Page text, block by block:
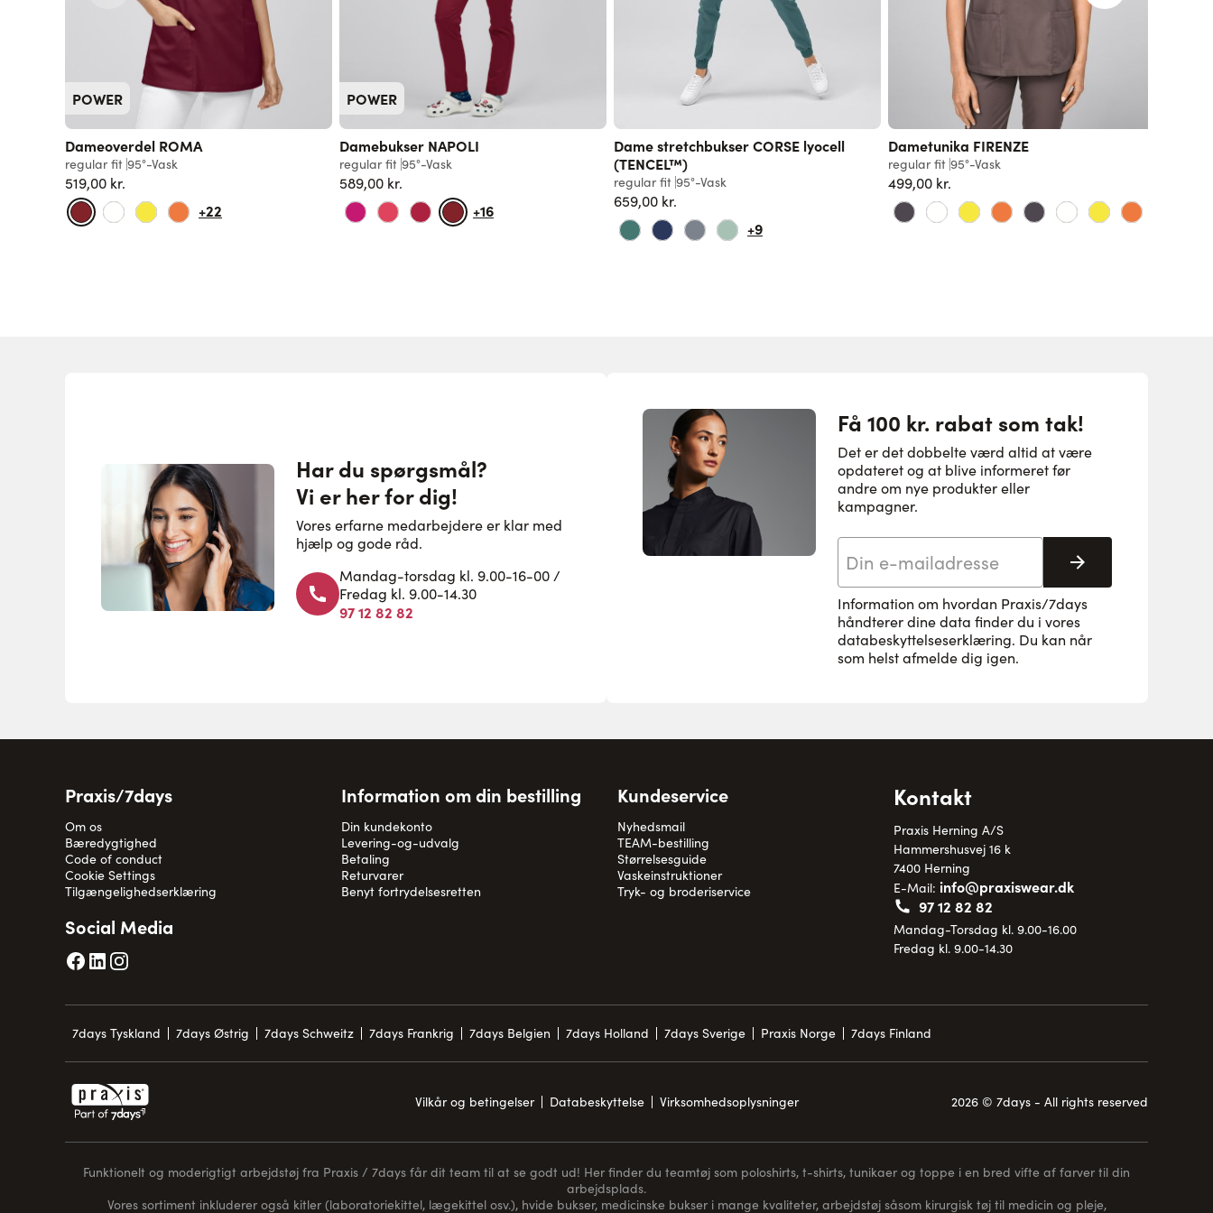
POWER
Dameoverdel ROMA
regular fit 95°-Vask
519,00 kr.
+22
POWER
Damebukser NAPOLI
regular fit 95°-Vask
589,00 kr.
+16
Dame stretchbukser CORSE lyocell
(TENCEL™)
regular fit 95°-Vask
659,00 kr.
+9
Dametunika FIRENZE
regular fit 95°-Vask
499,00 kr.
Har du spørgsmål?
Vi er her for dig!
Vores erfarne medarbejdere er klar med
hjælp og gode råd.
Mandag-torsdag kl. 9.00-16-00 /
Fredag kl. 9.00-14.30
97 12 82 82
Få 100 kr. rabat som tak!
Det er det dobbelte værd altid at være
opdateret og at blive informeret før
andre om nye produkter eller
kampagner.
Tilmeld her
Information om hvordan Praxis/7days
håndterer dine data finder du i vores
databeskyttelseserklæring. Du kan når
som helst afmelde dig igen.
Praxis/7days
Om os
Bæredygtighed
Code of conduct
Cookie Settings
Tilgængelighedserklæring
Information om din bestilling
Din kundekonto
Levering-og-udvalg
Betaling
Returvarer
Benyt fortrydelsesretten
Kundeservice
Nyhedsmail
TEAM-bestilling
Størrelsesguide
Vaskeinstruktioner
Tryk- og broderiservice
Kontakt
Praxis Herning A/S
Hammershusvej 16 k
7400 Herning
E-Mail: info@praxiswear.dk
97 12 82 82
Mandag-Torsdag kl. 9.00-16.00
Fredag kl. 9.00-14.30
Social Media
7days Tyskland 7days Østrig 7days Schweitz 7days Frankrig 7days Belgien 7days Holland 7days Sverige Praxis Norge 7days Finland
Vilkår og betingelser Databeskyttelse Virksomhedsoplysninger 2026 © 7days - All rights reserved
Funktionelt og moderigtigt arbejdstøj fra Praxis / 7days får dit team til at se godt ud! Her finder du teamtøj som poloshirts, t-shirts, tunikaer og toppe i en bred vifte af farver til din
arbejdsplads.
Vores sortiment inkluderer også kitler (laboratoriekittel, lægekittel osv.), hvide bukser, medicinske bukser i mange kvaliteter, arbejdstøj såsom kirurgisk tøj til medicin og pleje,